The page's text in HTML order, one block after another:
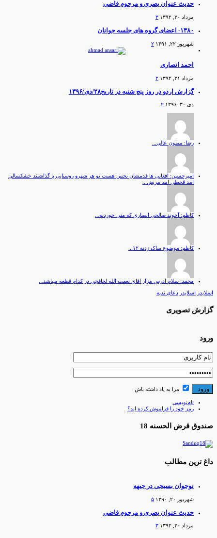
حدیث عنوان بصری و مرحوم قاضی
مرداد ۳۰, ۱۳۹۲ ۳
۱۳۸۰- اعضای گروه های جلسه جوانان
شهریور ۲۲, ۱۳۹۱ ۲
احمد انصاری
مرداد ۳۱, ۱۳۹۲ ۲
گزارش اردو در روز پنج شنبه در تاریخ۲۸/دی/۱۳۹۶
دی ۳۰, ۱۳۹۶ ۲
رضا: ممنون عالی...
امیرحسین: افغانی ها قدمشان نحس هست تو هر شهرو روستایی پا گذاشتند خشکسالی
امد قحطی امد مریض...
کاظم: آخوند صالحی انصاری که منی خوردنه...
کاظم: موضوع ساک زدنه ۱۲...
محمد: سلام ادرس مزار اقای نعمت الله لحافچی در کدام قطعه میباشد...
اسلایدر اسلایدر دعای ندبه
گزارش تصویری
ورود
مرا به یاد داشته باش
نام‌نویسی
رمز خود را فراموش کرده اید؟
صندوق قرض الحسنه 18
داغ ترین مطالب
نوجوان بسیجی در جبهه
شهریور ۲۰, ۱۳۹۰ ۵
حدیث عنوان بصری و مرحوم قاضی
مرداد ۳۰, ۱۳۹۲ ۳